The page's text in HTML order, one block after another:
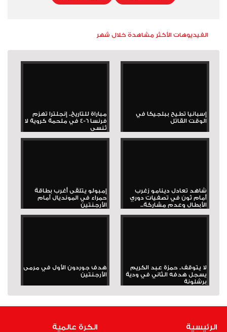
الفيديوهات الأكثر مشاهدة خلال شهر
إسبانيا تطيح ببلجيكا في
الوقت القاتل
مباراة للتاريخ.. إنجلترا تهزم
فرنسا 6-4 في ملحمة كروية لا
تُنسى
شاهد تعادل دينامو زغرب
أمام ثون في تصفيات دوري
الأبطال وعدم مشاركة...
إمبولو يتلقى أغرب بطاقة
حمراء في المونديال أمام
الأرجنتين
لا يتوقف.. حمزة عبد الكريم
يسجل هدفه الثاني في ودية
برشلونة
هدف جوردون الأول في مرمى
الأرجنتين
الرئيسية الكرة عالمية